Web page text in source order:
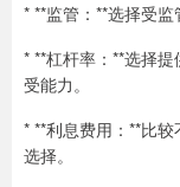
* **监管：**选择受监
* **杠杆率：**选择
受能力。
* **利息费用：**比
选择。